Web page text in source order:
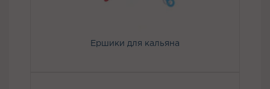
Ершики для кальяна